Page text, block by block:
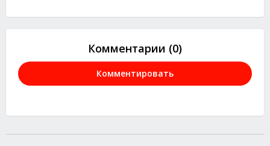
Комментарии (0)
Комментировать